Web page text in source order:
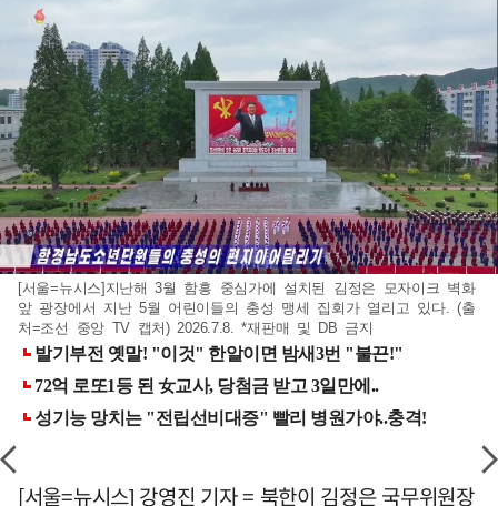
[서울=뉴시스]지난해 3월 함흥 중심가에 설치된 김정은 모자이크 벽화
앞 광장에서 지난 5월 어린이들의 충성 맹세 집회가 열리고 있다. (출
처=조선 중앙 TV 캡처) 2026.7.8. *재판매 및 DB 금지
[서울=뉴시스] 강영진 기자 = 북한이 김정은 국무위원장